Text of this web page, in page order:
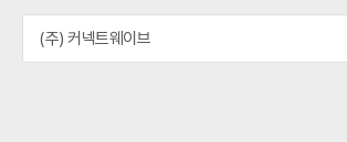
(주) 커넥트웨이브